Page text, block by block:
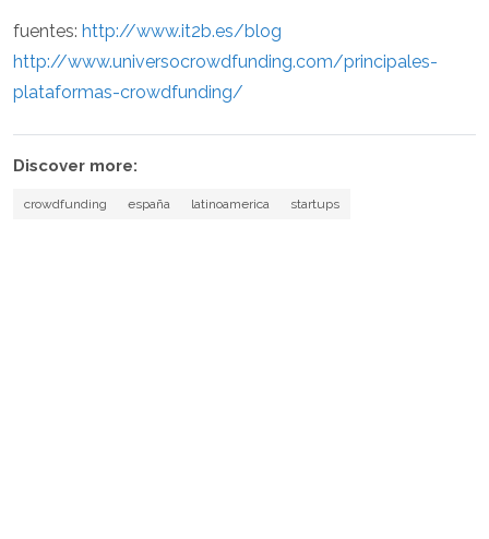
fuentes: http://www.it2b.es/blog
http://www.universocrowdfunding.com/principales-
plataformas-crowdfunding/
Discover more:
crowdfunding españa latinoamerica startups